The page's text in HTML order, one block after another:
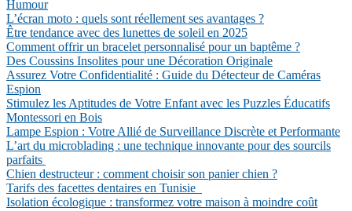
Humour
L’écran moto : quels sont réellement ses avantages ?
Être tendance avec des lunettes de soleil en 2025
Comment offrir un bracelet personnalisé pour un baptême ?
Des Coussins Insolites pour une Décoration Originale
Assurez Votre Confidentialité : Guide du Détecteur de Caméras
Espion
Stimulez les Aptitudes de Votre Enfant avec les Puzzles Éducatifs
Montessori en Bois
Lampe Espion : Votre Allié de Surveillance Discrète et Performante
L’art du microblading : une technique innovante pour des sourcils
parfaits
Chien destructeur : comment choisir son panier chien ?
Tarifs des facettes dentaires en Tunisie
Isolation écologique : transformez votre maison à moindre coût